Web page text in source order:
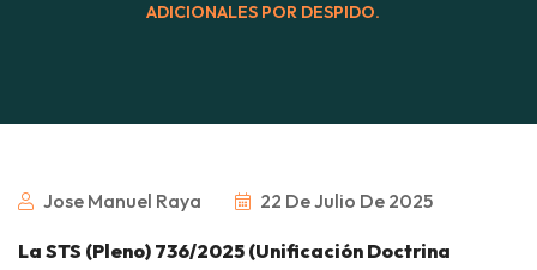
ADICIONALES POR DESPIDO.
Jose Manuel Raya 22 De Julio De 2025
La STS (Pleno) 736/2025 (Unificación Doctrina